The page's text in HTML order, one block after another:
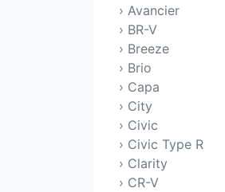
› Avancier
› BR-V
› Breeze
› Brio
› Capa
› City
› Civic
› Civic Type R
› Clarity
› CR-V